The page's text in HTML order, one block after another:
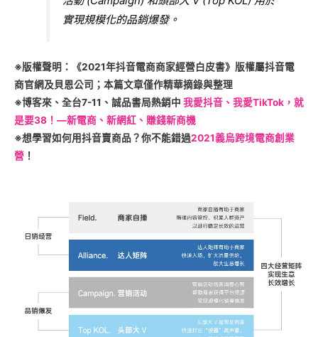
實現規模化的品銷爆發。
※版權聲明：《2021年抖音電商商家經營白皮書》版權屬抖音電
商官網及貝恩公司；本篇文章僅作精華摘錄與整理
※博客來、全台7-11、誠品書局熱銷中 我愛抖音、我愛TikTok，就
是要38！—新電商、新網紅、賺錢新商機
※想學習如何用抖音賣商品？你不能錯過2021義烏跨境電商創業
營 ！